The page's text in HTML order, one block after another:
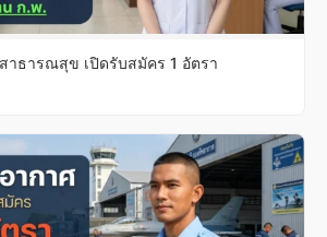
าธารณสุข เปิดรับสมัคร 1 อัตรา